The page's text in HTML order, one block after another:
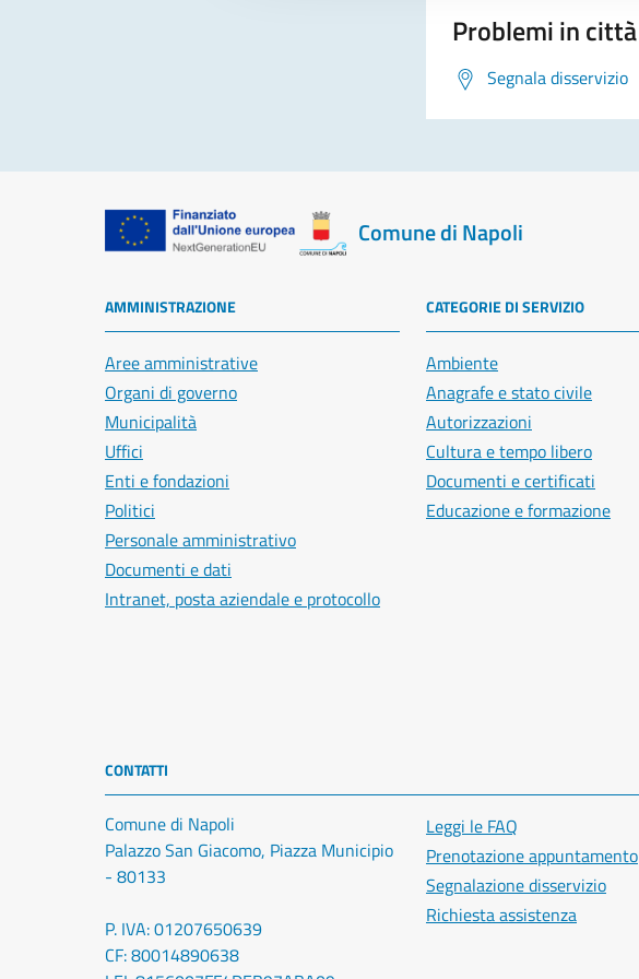
Problemi in città
Segnala disservizio
Comune di Napoli
AMMINISTRAZIONE
Aree amministrative
Organi di governo
Municipalità
Uffici
Enti e fondazioni
Politici
Personale amministrativo
Documenti e dati
Intranet, posta aziendale e protocollo
CATEGORIE DI SERVIZIO
Ambiente
Anagrafe e stato civile
Autorizzazioni
Cultura e tempo libero
Documenti e certificati
Educazione e formazione
CONTATTI
Comune di Napoli
Palazzo San Giacomo, Piazza Municipio
- 80133
P. IVA: 01207650639
CF: 80014890638
Leggi le FAQ
Prenotazione appuntamento
Segnalazione disservizio
Richiesta assistenza